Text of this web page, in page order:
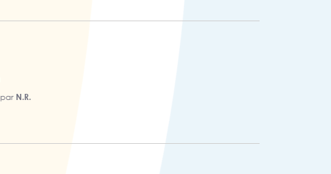
par N.R.